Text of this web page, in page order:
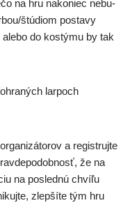
na hru nako­niec nebu­
štúdiom posta­vy
do kos­tý­mu by tak
lar­poch
a regis­truj­te
že na
na posled­nú chví­ľu
zlep­ší­te tým hru